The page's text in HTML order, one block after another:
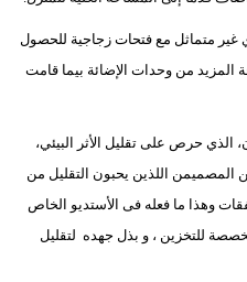
متماثل مع فتحات زجاجية للحصول
المزيد من وحدات الإضائة بيما قامت
الذي حرص على تقليل الأثر البيئي،
المصميمن اللذين يحبون التقليل من
وهذا ما فعله فى الأستديو الخاص
للتخزين ، و بذل جهده لتقليل